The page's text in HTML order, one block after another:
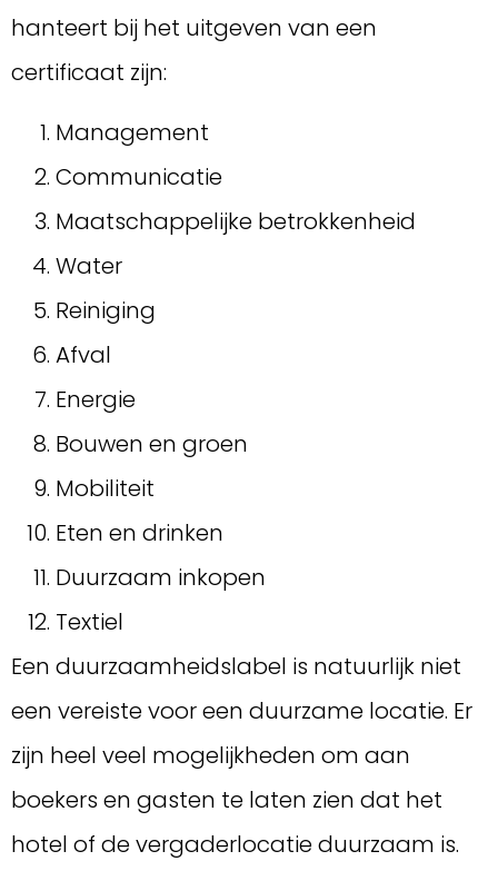
hanteert bij het uitgeven van een
certificaat zijn:
Management
Communicatie
Maatschappelijke betrokkenheid
Water
Reiniging
Afval
Energie
Bouwen en groen
Mobiliteit
Eten en drinken
Duurzaam inkopen
Textiel
Een duurzaamheidslabel is natuurlijk niet
een vereiste voor een duurzame locatie. Er
zijn heel veel mogelijkheden om aan
boekers en gasten te laten zien dat het
hotel of de vergaderlocatie duurzaam is.